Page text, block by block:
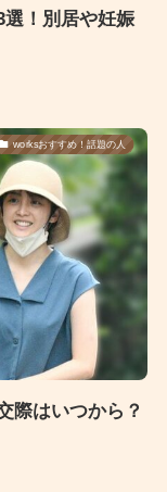
！別居や妊娠
worksおすすめ！話題の人
際はいつから？